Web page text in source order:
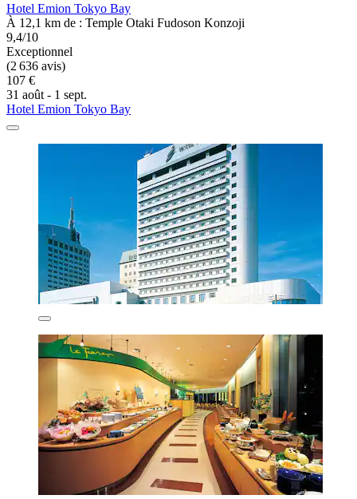
Hotel Emion Tokyo Bay
À 12,1 km de : Temple Otaki Fudoson Konzoji
9,4/10
Exceptionnel
(2 636 avis)
107 €
31 août - 1 sept.
Hotel Emion Tokyo Bay